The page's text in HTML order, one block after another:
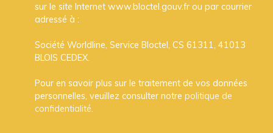
sur le site Internet www.bloctel.gouv.fr ou par courrier
adressé à :
Société Worldline, Service Bloctel, CS 61311, 41013
BLOIS CEDEX.
Pour en savoir plus sur le traitement de vos données
personnelles, veuillez consulter notre politique de
confidentialité.